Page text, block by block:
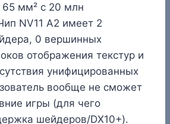
65 мм² с 20 млн
NV11 A2 имеет 2
0 вершинных
отображения текстур и
унифицированных
вообще не сможет
игры (для чего
шейдеров/DX10+).